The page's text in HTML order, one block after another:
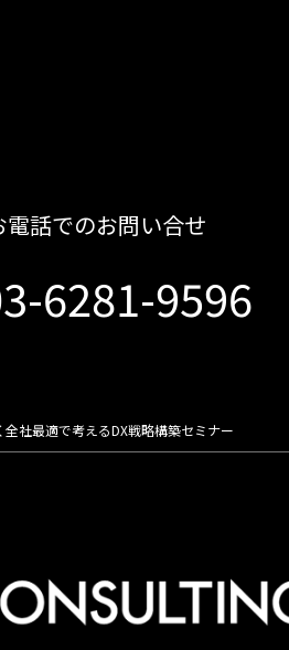
電話でのお問い合せ
6281-9596
社最適で考えるDX戦略構築セミナー